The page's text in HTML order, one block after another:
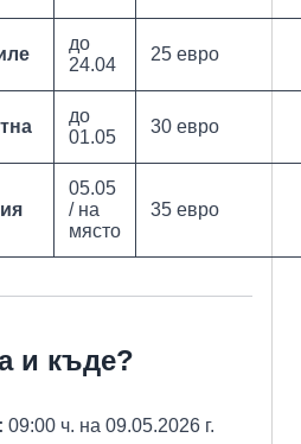
до
24.04
25 евро
до
01.05
30 евро
05.05
/ на
място
35 евро
и къде?
09:00 ч. на 09.05.2026 г.